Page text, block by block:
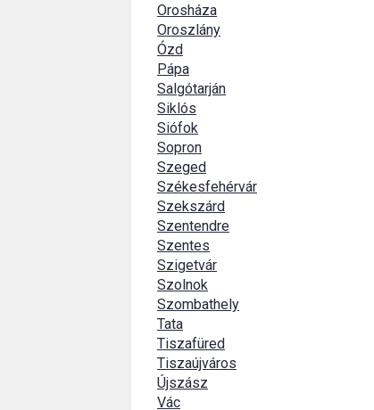
Orosháza
Oroszlány
Ózd
Pápa
Salgótarján
Siklós
Siófok
Sopron
Szeged
Székesfehérvár
Szekszárd
Szentendre
Szentes
Szigetvár
Szolnok
Szombathely
Tata
Tiszafüred
Tiszaújváros
Újszász
Vác